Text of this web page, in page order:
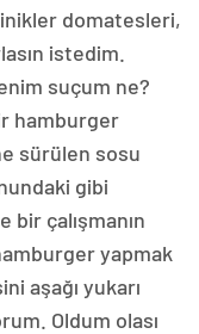
domatesleri,
istedim.
suçum ne?
hamburger
sürülen sosu
gibi
bir çalışmanın
yapmak
aşağı yukarı
Oldum olası